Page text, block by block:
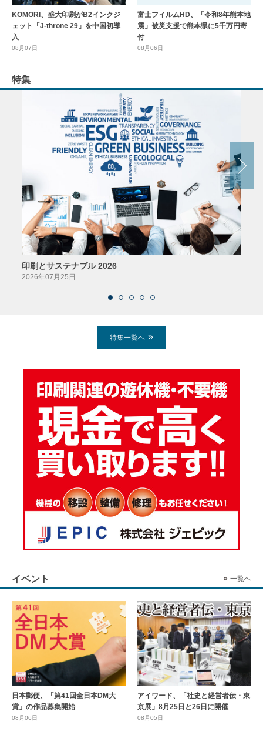
KOMORI、盛大印刷がB2インクジ
ェット「J-throne 29」を中国初導
入
08月07日
富士フイルムHD、「令和8年熊本地
震」被災支援で熊本県に5千万円寄
付
08月06日
特集
印刷とサステナブル 2026
2026年07月25日
特集一覧へ
イベント 一覧へ
日本郵便、「第41回全日本DM大
賞」の作品募集開始
08月06日
アイワード、「社史と経営者伝・東
京展」8月25日と26日に開催
08月05日